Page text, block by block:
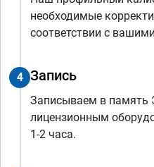
необходимые
соответствии с
4 Запись
Записываем в
лицензионным
1-2 часа.